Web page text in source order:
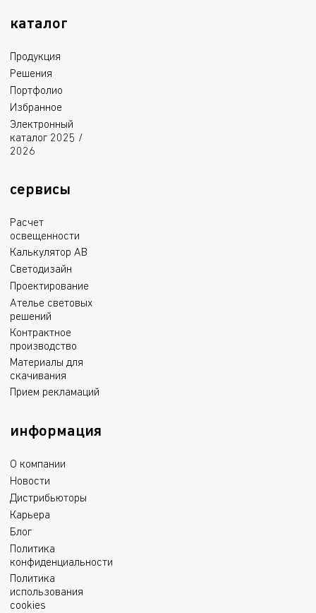
каталог
Продукция
Решения
Портфолио
Избранное
Электронный
каталог 2025 /
2026
сервисы
Расчет
освещенности
Калькулятор АВ
Светодизайн
Проектирование
Ателье световых
решений
Контрактное
производство
Материалы для
скачивания
Прием рекламаций
информация
О компании
Новости
Дистрибьюторы
Карьера
Блог
Политика
конфиденциальности
Политика
использования
cookies